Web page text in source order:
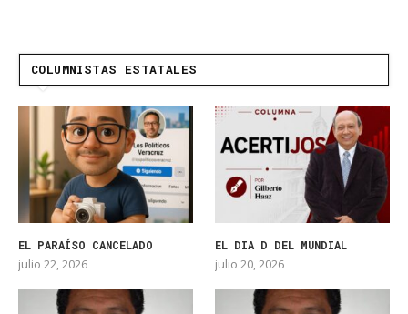
COLUMNISTAS ESTATALES
EL PARAÍSO CANCELADO
julio 22, 2026
EL DIA D DEL MUNDIAL
julio 20, 2026